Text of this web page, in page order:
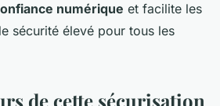
numérique et facilite les
sécurité élevé pour tous les
de cette sécurisation